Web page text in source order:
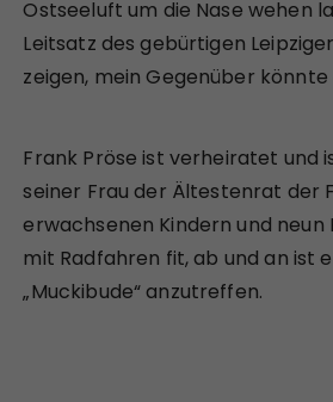
Ostseeluft um die Nase wehen
Leitsatz des gebürtigen
zeigen, mein Gegenüber
Frank Pröse ist verheiratet und
seiner Frau der Ältestenrat der
erwachsenen Kindern und neun
mit Radfahren fit, ab und an ist
„Muckibude“ anzutreffen.